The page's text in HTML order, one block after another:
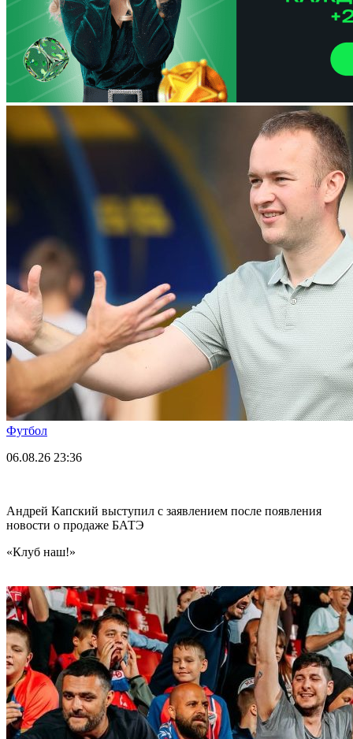
Футбол
06.08.26 23:36
Андрей Капский выступил с заявлением после появления
новости о продаже БАТЭ
«Клуб наш!»